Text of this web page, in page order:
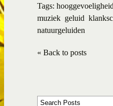
Tags: hooggevoeligheid
muziek geluid
natuurgeluiden
« Back to posts